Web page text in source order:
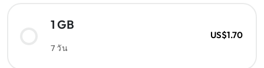
1 GB
7 วัน
US$1.70